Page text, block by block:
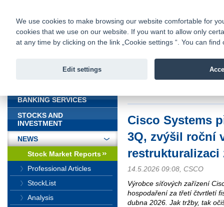
Fio bank
Fio banka
Cisco Systems
3Q, zvýšil roční
restrukturalizaci
14.5.2026 09:08, CSCO
Výrobce síťových zařízení
hospodaření za třetí čtvrtletí
dubna 2026. Jak tržby, tak
BANKING SERVICES
STOCKS AND
INVESTMENT
NEWS
Stock Market Reports
Professional Articles
StockList
Analysis
We use cookies to make browsing our website comfortable for
cookies that we use on our website. If you want to allow only
at any time by clicking on the link „Cookie settings “. You can
Edit settings